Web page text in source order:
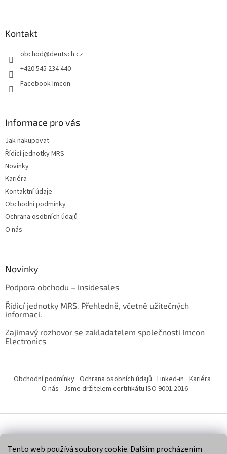
Tento web používá soubory cookie. Dalším procházením
Kontakt
obchod@deutsch.cz
+420 545 234 440
Facebook Imcon
Informace pro vás
Jak nakupovat
Řídicí jednotky MRS
Novinky
Kariéra
Kontaktní údaje
Obchodní podmínky
Ochrana osobních údajů
O nás
Novinky
Podpora obchodu – Insidesales
Řídicí jednotky MRS. Přehledně, včetně užitečných
informací.
Zajímavý rozhovor se zakladatelem společnosti Imcon
Electronics
Obchodní podmínky Ochrana osobních údajů Linked-in Kariéra
O nás Jsme držitelem certifikátu ISO 9001:2016